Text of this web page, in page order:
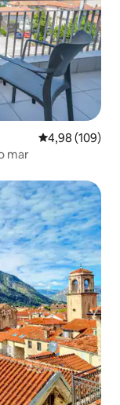
4,98 de uma
4,98 (109)
mar